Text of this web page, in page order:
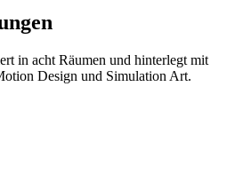
in acht Räumen und hinterlegt mit
Design und Simulation Art.